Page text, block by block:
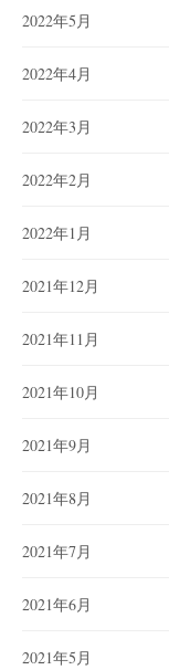
2022年5月
2022年4月
2022年3月
2022年2月
2022年1月
2021年12月
2021年11月
2021年10月
2021年9月
2021年8月
2021年7月
2021年6月
2021年5月